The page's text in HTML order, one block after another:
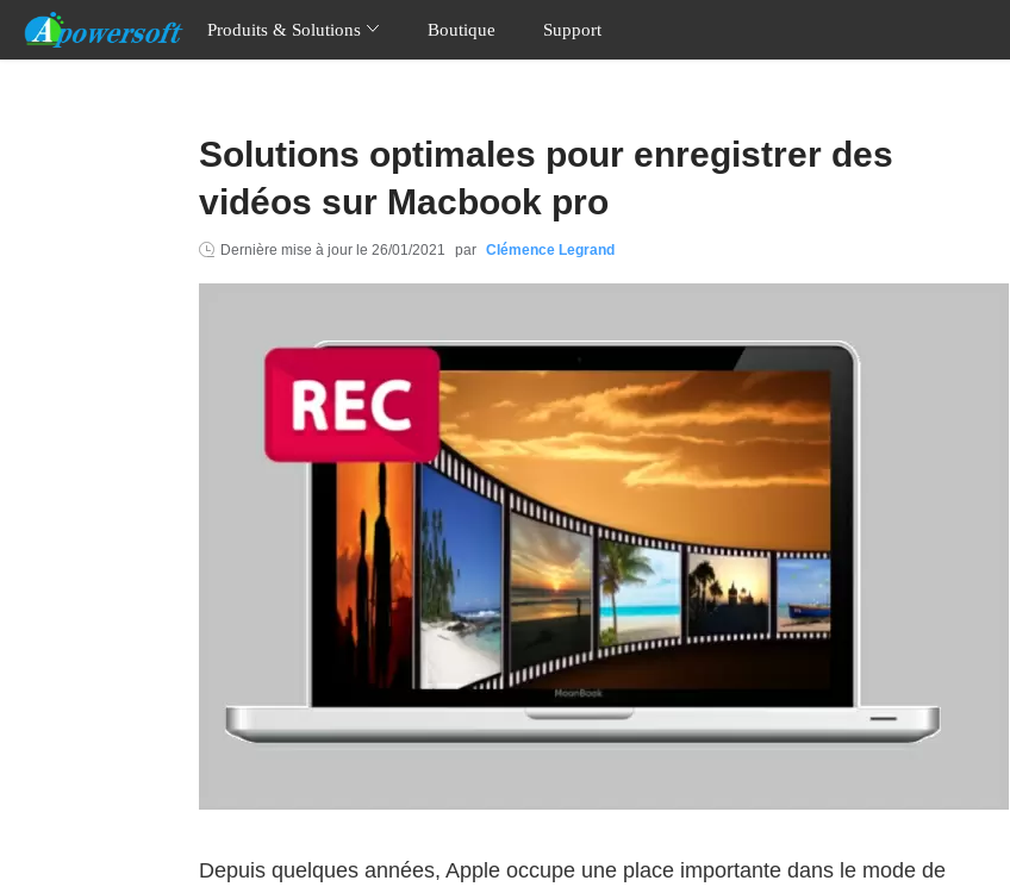
Produits & Solutions Boutique Support
Solutions optimales pour enregistrer des
vidéos sur Macbook pro
Dernière mise à jour le 26/01/2021 par Clémence Legrand
Depuis quelques années, Apple occupe une place importante dans le mode de